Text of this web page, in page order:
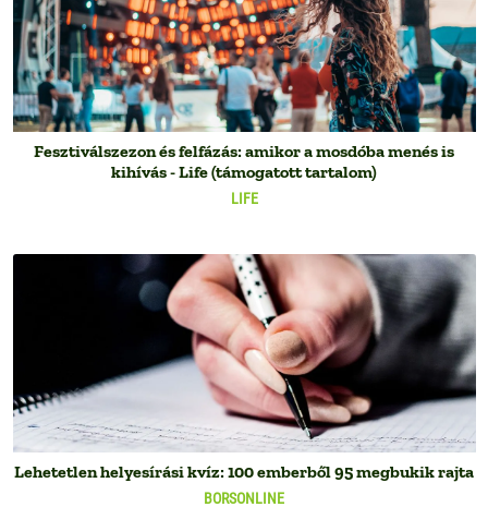
LIFE
Fesztiválszezon és felfázás: amikor a mosdóba menés is
kihívás - Life (támogatott tartalom)
BORSONLINE
Lehetetlen helyesírási kvíz: 100 emberből 95 megbukik rajta